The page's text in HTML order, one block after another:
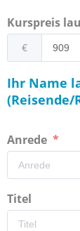
Kurspreis
€
Ihr Name
(Reisende/
Anrede
Titel